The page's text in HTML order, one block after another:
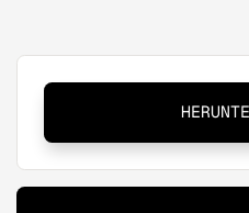
Preferred
Carrier:
Definition,
Auswahl